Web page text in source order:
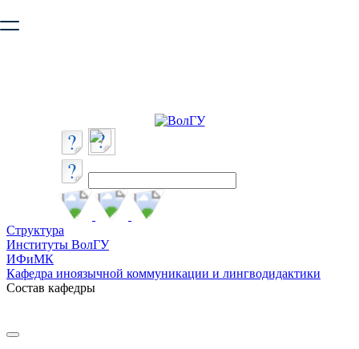
безопасную работу с сайтом. Пожалуйста
Структура
Институты ВолГУ
ИФиМК
Кафедра иноязычной коммуникации и лингводидактики
Состав кафедры